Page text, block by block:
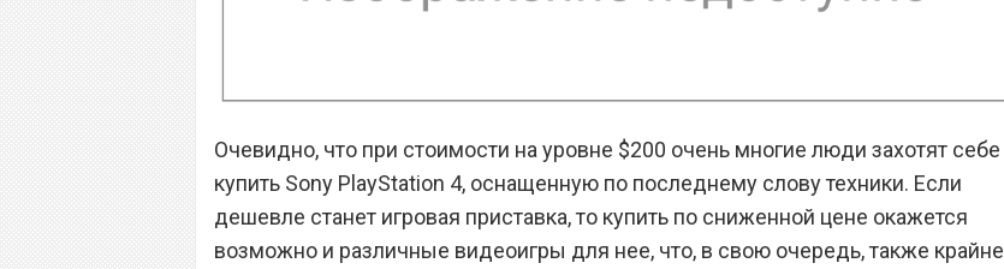
Очевидно, что при стоимости на уровне $200 очень многие люди захотят себе
купить Sony PlayStation 4, оснащенную по последнему слову техники. Если
дешевле станет игровая приставка, то купить по сниженной цене окажется
возможно и различные видеоигры для нее, что, в свою очередь, также крайне